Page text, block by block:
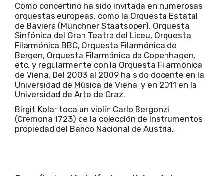
Como concertino ha sido invitada en numerosas
orquestas europeas, como la Orquesta Estatal
de Baviera (Münchner Staatsoper), Orquesta
Sinfónica del Gran Teatre del Liceu, Orquesta
Filarmónica BBC, Orquesta Filarmónica de
Bergen, Orquesta Filarmónica de Copenhagen,
etc. y regularmente con la Orquesta Filarmónica
de Viena. Del 2003 al 2009 ha sido docente en la
Universidad de Música de Viena, y en 2011 en la
Universidad de Arte de Graz.
Birgit Kolar toca un violín Carlo Bergonzi
(Cremona 1723) de la colección de instrumentos
propiedad del Banco Nacional de Austria.